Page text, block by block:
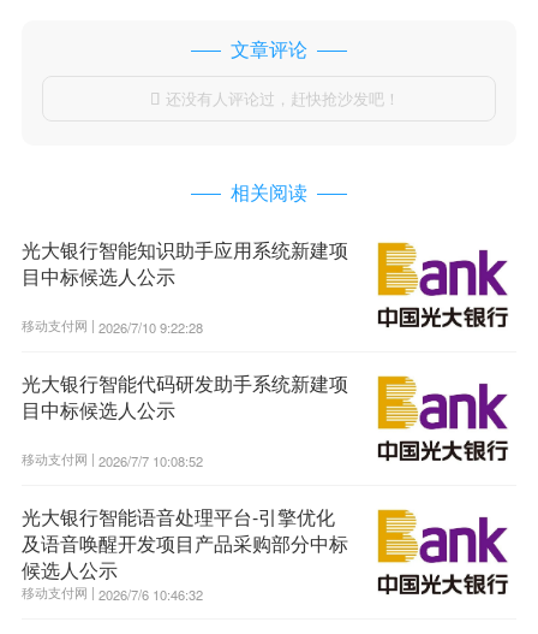
文章评论
 还没有人评论过，赶快抢沙发吧！
相关阅读
光大银行智能知识助手应用系统新建项
目中标候选人公示
移动支付网 | 2026/7/10 9:22:28
光大银行智能代码研发助手系统新建项
目中标候选人公示
移动支付网 | 2026/7/7 10:08:52
光大银行智能语音处理平台-引擎优化
及语音唤醒开发项目产品采购部分中标
候选人公示
移动支付网 | 2026/7/6 10:46:32